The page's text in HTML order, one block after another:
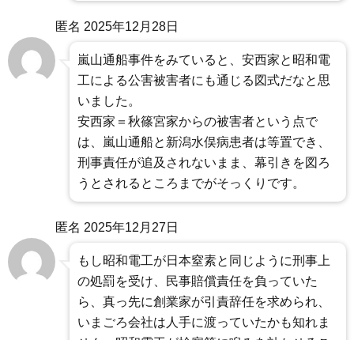
匿名 2025年12月28日
嵐山通船事件をみていると、安西家と昭和電
工による公害被害者にも通じる図式だなと思
いました。
安西家＝秋篠宮家からの被害者という点で
は、嵐山通船と新潟水俣病患者は等置でき、
刑事責任が追及されないまま、幕引きを図ろ
うとされるところまでがそっくりです。
匿名 2025年12月27日
もし昭和電工が日本窒素と同じように刑事上
の処罰を受け、民事賠償責任を負っていた
ら、真っ先に創業家が引責辞任を求められ、
いまごろ会社は人手に渡っていたかも知れま